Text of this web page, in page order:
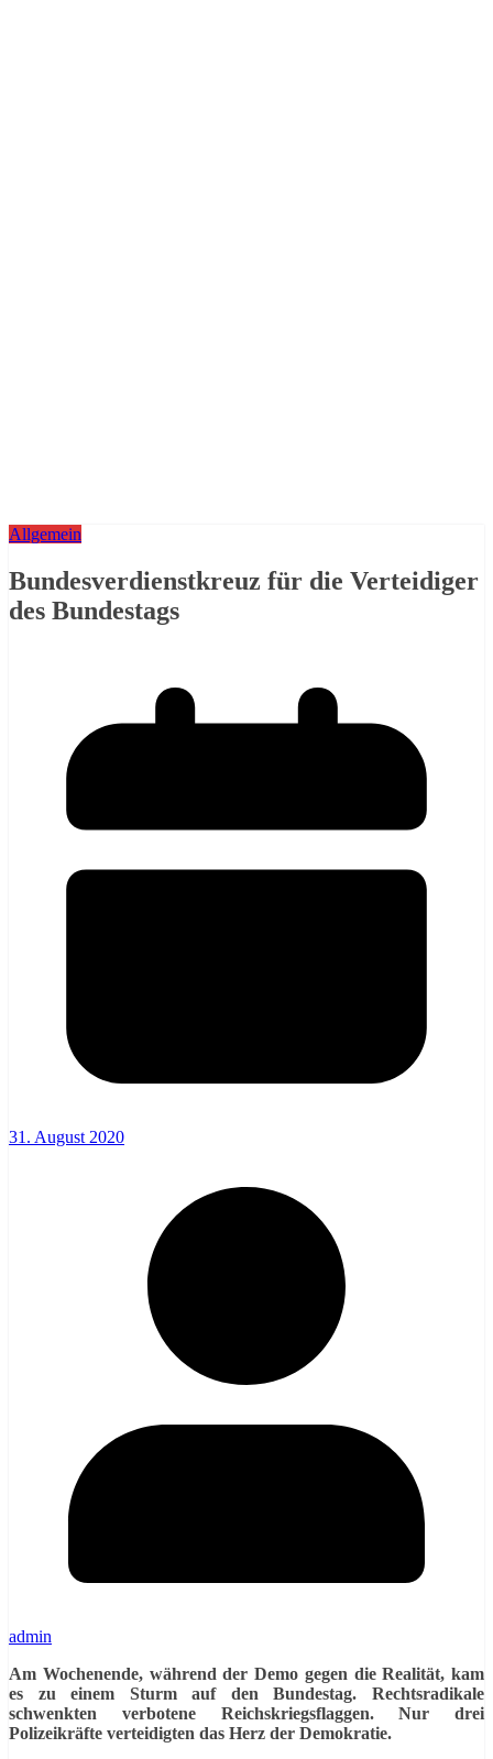
Allgemein
Bundesverdienstkreuz für die Verteidiger
des Bundestags
31. August 2020
admin
Am Wochenende, während der Demo gegen die Realität, kam
es zu einem Sturm auf den Bundestag. Rechtsradikale
schwenkten verbotene Reichskriegsflaggen. Nur drei
Polizeikräfte verteidigten das Herz der Demokratie.